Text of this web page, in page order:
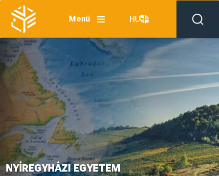
Skip to main content
Menü
HU
NYÍREGYHÁZI EGYETEM